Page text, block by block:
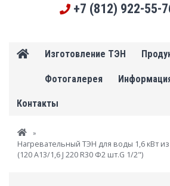
+7 (812) 922-55-
Изготовление ТЭН
Фотогалерея
Контакты
Вы здесь
»
Нагревательный ТЭН для воды 1,6 кВт
(120 А13/1,6 J 220 R30 Ф2 шт.G 1/2")